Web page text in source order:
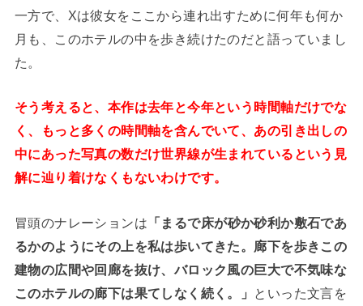
一方で、Xは彼女をここから連れ出すために何年も何か
月も、このホテルの中を歩き続けたのだと語っていまし
た。
そう考えると、本作は去年と今年という時間軸だけでな
く、もっと多くの時間軸を含んでいて、あの引き出しの
中にあった写真の数だけ世界線が生まれているという見
解に辿り着けなくもないわけです。
冒頭のナレーションは 「まるで床が砂か砂利か敷石であ
るかのようにその上を私は歩いてきた。廊下を歩きこの
建物の広間や回廊を抜け、バロック風の巨大で不気味な
このホテルの廊下は果てしなく続く。」
といった文言を